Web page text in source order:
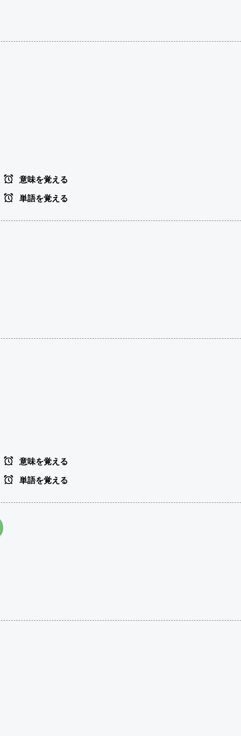
意味を覚える
単語を覚える
意味を覚える
単語を覚える